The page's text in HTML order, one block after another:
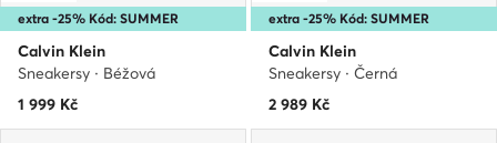
extra -25% Kód: SUMMER
Calvin Klein
Sneakersy · Béžová
1 999 Kč
extra -25% Kód: SUMMER
Calvin Klein
Sneakersy · Černá
2 989 Kč